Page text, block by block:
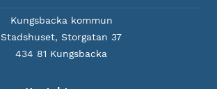
Kungsbacka kommun
Stadshuset, Storgatan 37
434 81 Kungsbacka